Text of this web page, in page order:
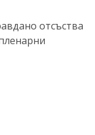
отсъства